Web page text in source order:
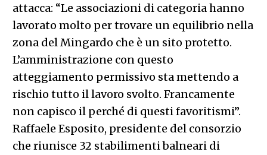
attacca: “Le associazioni di categoria hanno
lavorato molto per trovare un equilibrio nella
zona del Mingardo che è un sito protetto.
L’amministrazione con questo
atteggiamento permissivo sta mettendo a
rischio tutto il lavoro svolto. Francamente
non capisco il perché di questi favoritismi”.
Raffaele Esposito, presidente del consorzio
che riunisce 32 stabilimenti balneari di